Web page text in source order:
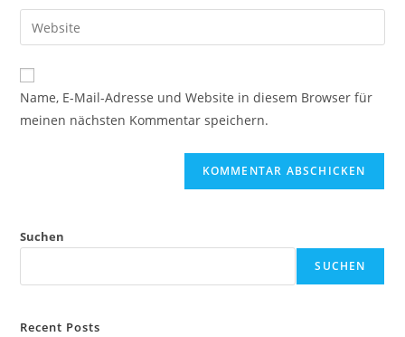
zum
Kommentieren
ein
E-
Mail-
zum
Kommentieren
ein
Gib
deine
Website-
URL
Name, E-Mail-Adresse und Website in diesem Browser für
meinen nächsten Kommentar speichern.
Suchen
SUCHEN
Recent Posts